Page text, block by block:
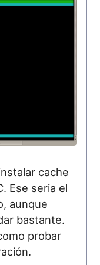
cache
Ese seria el
aunque
bastante.
probar